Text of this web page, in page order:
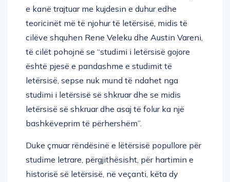
e kanë trajtuar me kujdesin e duhur edhe
teoricinët më të njohur të letërsisë, midis të
cilëve shquhen Rene Veleku dhe Austin Vareni,
të cilët pohojnë se “studimi i letërsisë gojore
është pjesë e pandashme e studimit të
letërsisë, sepse nuk mund të ndahet nga
studimi i letërsisë së shkruar dhe se midis
letërsisë së shkruar dhe asaj të folur ka një
bashkëveprim të përhershëm”.
Duke çmuar rëndësinë e lëtërsisë popullore për
studime letrare, përgjithësisht, për hartimin e
historisë së letërsisë, në veçanti, këta dy